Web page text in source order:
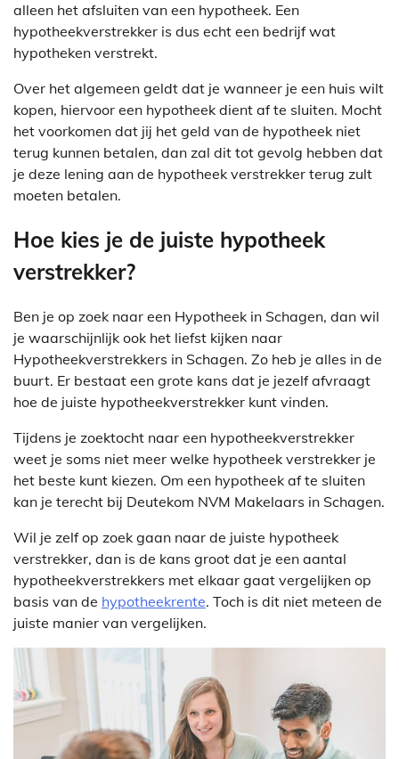
alleen het afsluiten van een hypotheek. Een
hypotheekverstrekker is dus echt een bedrijf wat
hypotheken verstrekt.
Over het algemeen geldt dat je wanneer je een huis wilt
kopen, hiervoor een hypotheek dient af te sluiten. Mocht
het voorkomen dat jij het geld van de hypotheek niet
terug kunnen betalen, dan zal dit tot gevolg hebben dat
je deze lening aan de hypotheek verstrekker terug zult
moeten betalen.
Hoe kies je de juiste hypotheek
verstrekker?
Ben je op zoek naar een Hypotheek in Schagen, dan wil
je waarschijnlijk ook het liefst kijken naar
Hypotheekverstrekkers in Schagen. Zo heb je alles in de
buurt. Er bestaat een grote kans dat je jezelf afvraagt
hoe de juiste hypotheekverstrekker kunt vinden.
Tijdens je zoektocht naar een hypotheekverstrekker
weet je soms niet meer welke hypotheek verstrekker je
het beste kunt kiezen. Om een hypotheek af te sluiten
kan je terecht bij Deutekom NVM Makelaars in Schagen.
Wil je zelf op zoek gaan naar de juiste hypotheek
verstrekker, dan is de kans groot dat je een aantal
hypotheekverstrekkers met elkaar gaat vergelijken op
basis van de hypotheekrente. Toch is dit niet meteen de
juiste manier van vergelijken.